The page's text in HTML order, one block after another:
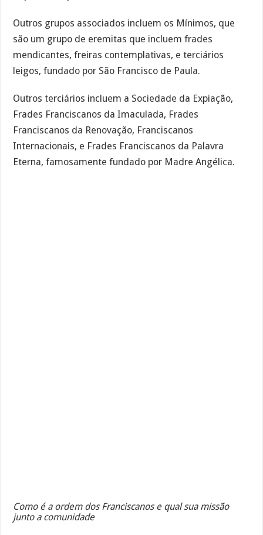
Outros grupos associados incluem os Mínimos, que
são um grupo de eremitas que incluem frades
mendicantes, freiras contemplativas, e terciários
leigos, fundado por São Francisco de Paula.
Outros terciários incluem a Sociedade da Expiação,
Frades Franciscanos da Imaculada, Frades
Franciscanos da Renovação, Franciscanos
Internacionais, e Frades Franciscanos da Palavra
Eterna, famosamente fundado por Madre Angélica.
Como é a ordem dos Franciscanos e qual sua missão
junto a comunidade